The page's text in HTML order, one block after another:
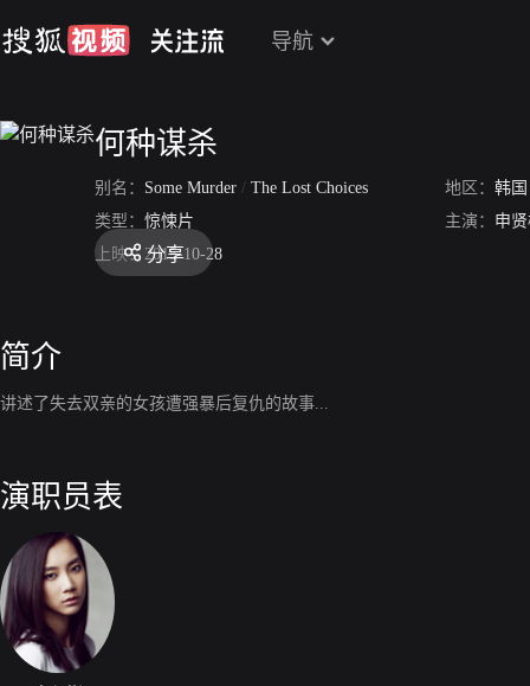
导航
何种谋杀
别名： Some Murder / The Lost Choices 地区： 韩国
类型： 惊悚片 主演： 申
上映： 2015-10-28
分享
简介
讲述了失去双亲的女孩遭强暴后复仇的故事...
演职员表